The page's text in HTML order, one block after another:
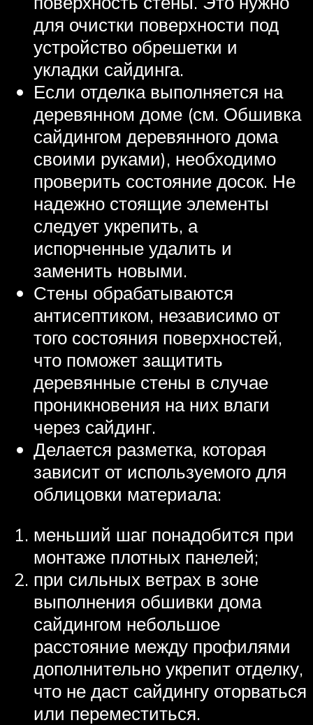
для очистки поверхности под
устройство обрешетки и
укладки сайдинга.
Если отделка выполняется на
деревянном доме (см. Обшивка
сайдингом деревянного дома
своими руками), необходимо
проверить состояние досок. Не
надежно стоящие элементы
следует укрепить, а
испорченные удалить и
заменить новыми.
Стены обрабатываются
антисептиком, независимо от
того состояния поверхностей,
что поможет защитить
деревянные стены в случае
проникновения на них влаги
через сайдинг.
Делается разметка, которая
зависит от используемого для
облицовки материала:
меньший шаг понадобится при
монтаже плотных панелей;
при сильных ветрах в зоне
выполнения обшивки дома
сайдингом небольшое
расстояние между профилями
дополнительно укрепит отделку,
что не даст сайдингу оторваться
или переместиться.